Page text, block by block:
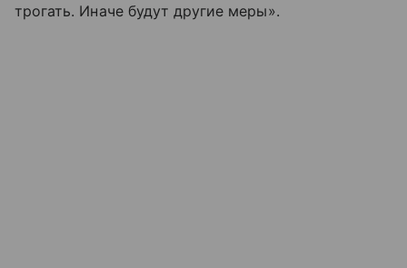
трогать. Иначе будут другие меры».